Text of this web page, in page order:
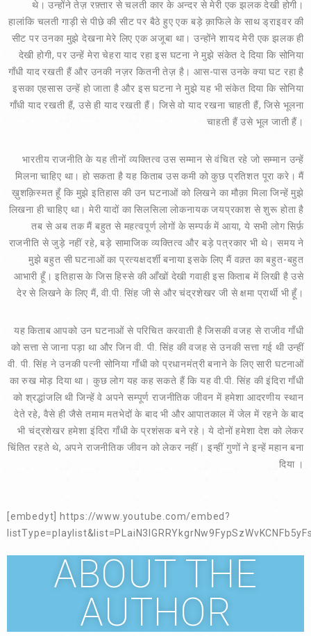
थे। उन्होंने तेज़ रफ़्तार से चलती कार के अन्दर से मेरी एक झलक देखी होगी।
हालांकि चलती गाड़ी से पीछे की सीट पर बैठे हुए एक बड़े क़ाफिले के साथ ड्राइवर की
सीट पर उनका मुझे देखना मेरे लिए एक अजूबा था। उन्होंने शायद मेरी एक झलक ही
देखी होगी, पर उन्हें मेरा चेहरा याद रहा इस घटना ने मुझे संकेत दे दिया कि सोनिया
गाँधी याद रखती हैं और उनकी नज़र कितनी तेज़ है। आस-पास उनके क्या घट रहा है
इसका एहसास उन्हें हो जाता है और इस घटना ने मुझे यह भी संकेत दिया कि सोनिया
गाँधी याद रखती हैं, उसे ही याद रखती हैं। जिसे वो याद रखना चाहती हैं, जिसे भूलना
चाहती हैं उसे भूल जाती हैं।
भारतीय राजनीति के यह तीनों व्यक्तित्व उस सम्मान से वंचित रहे जो सम्मान उन्हें
मिलना चाहिए था। हो सकता है यह किताब उस कमी को कुछ प्रतिशत पूरा करे। मैं
ख़ुशक़िस्मत हूँ कि मुझे इतिहास की उन घटनाओं को लिखने का मौक़ा मिला जिन्हें मुझे
लिखना ही चाहिए था। मेरी यादों का सिलसिला लोकनायक जयप्रकाश से शुरू होता है
तब से अब तक मैं बहुत से महत्वपूर्ण लोगों के सम्पर्क में आया, ये सभी लोग सिर्फ़
राजनीति से जुड़े नहीं रहे, बड़े सामाजिक व्यक्तित्व और बड़े पत्रकार भी थे। समय ने
मुझे बहुत सी घटनाओं का प्रत्यक्षदर्शी बनाया इसके लिए मैं वक़्त का बहुत-बहुत
आभारी हूँ। इतिहास के जिस हिस्से की आँखों देखी गवाही इस किताब में लिखी है उसे
देर से लिखने के लिए मैं, वी.पी. सिंह जी से और चंद्रशेखर जी से क्षमा प्रार्थी भी हूँ।
यह किताब आपको उन घटनाओं से परिचित करवाती है जिसकी वजह से राजीव गाँधी
को सत्ता से जाना पड़ा था और जिन वी. पी. सिंह की वजह से उनकी सत्ता गई थी उन्हीं
वी. पी. सिंह ने उनकी पत्नी सोनिया गाँधी को प्रधानमंत्री बनाने के लिए सारी घटनाओं
का रुख मोड़ दिया था। कुछ लोग यह कह सकते हैं कि यह वी.पी. सिंह की इंदिरा गाँधी
को श्रद्धांजलि थी जिन्हें वे अपने सम्पूर्ण राजनीतिक जीवन में हमेशा आदरणीय स्थान
देते रहे, वैसे ही जैसे तमाम मतभेदों के बाद भी और आपातकाल में जेल में रहने के बाद
भी चंद्रशेखर हमेशा इंदिरा गाँधी के प्रशंसक बने रहे। ये दोनों हमेशा देश को लेकर
चिंतित रहते थे, अपने राजनीतिक जीवन को लेकर नहीं। इन्हीं गुणों ने इन्हें महान बना
दिया ।
[embedyt] https://www.youtube.com/embed?
ABOUT THE
AUTHOR